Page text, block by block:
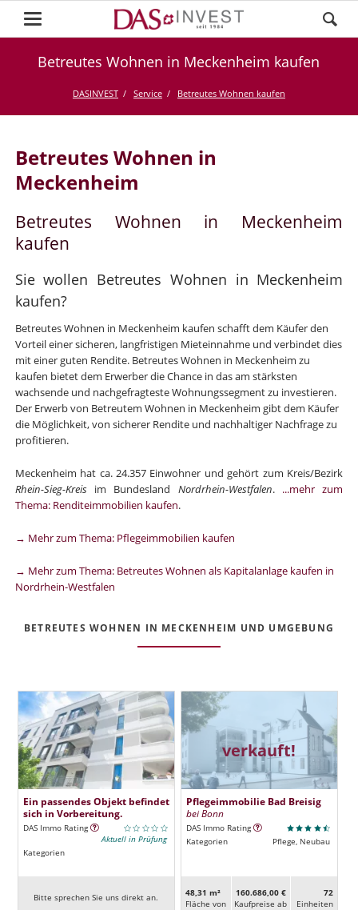
Betreutes Wohnen in Meckenheim kaufen
DASINVEST Service Betreutes Wohnen kaufen
Betreutes Wohnen in
Meckenheim
Betreutes Wohnen in Meckenheim
kaufen
Sie wollen Betreutes Wohnen in Meckenheim
kaufen?
Betreutes Wohnen in Meckenheim kaufen schafft dem Käufer den
Vorteil einer sicheren, langfristigen Mieteinnahme und verbindet dies
mit einer guten Rendite. Betreutes Wohnen in Meckenheim zu
kaufen bietet dem Erwerber die Chance in das am stärksten
wachsende und nachgefragteste Wohnungssegment zu investieren.
Der Erwerb von Betreutem Wohnen in Meckenheim gibt dem Käufer
die Möglichkeit, von sicherer Rendite und nachhaltiger Nachfrage zu
profitieren.
Meckenheim hat ca. 24.357 Einwohner und gehört zum Kreis/Bezirk
Rhein-Sieg-Kreisim Bundesland Nordrhein-Westfalen. ...mehr zum
Thema: Renditeimmobilien kaufen.
→ Mehr zum Thema: Pflegeimmobilien kaufen
→ Mehr zum Thema: Betreutes Wohnen als Kapitalanlage kaufen in
Nordrhein-Westfalen
BETREUTES WOHNEN IN MECKENHEIM UND UMGEBUNG
Ein passendes Objekt befindet
sich in Vorbereitung.
DAS Immo Rating
Aktuell in Prüfung
Kategorien
Bitte sprechen Sie uns direkt an.
verkauft!
Pflegeimmobilie Bad Breisig
bei Bonn
DAS Immo Rating
Kategorien
Pflege, Neubau
48,31 m²
Fläche von
160.686,00 €
Kaufpreise ab
72
Ein­heiten